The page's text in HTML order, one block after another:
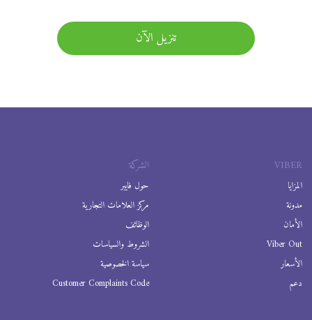
تنزيل الآن
VIBER
المزايا
مدونة
الأمان
Viber Out
الأسعار
دعم
الشركة
حول فايبر
مركز العلامات التجارية
الوظائف
الشروط والسياسات
سياسة الخصوصية
Customer Complaints Code